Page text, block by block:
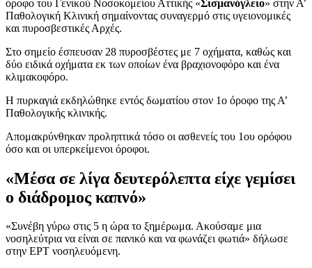
όροφο του Γενικού Νοσοκομείου Αττικής «Σισμανόγλειο» στην Α’
Παθολογική Κλινική σημαίνοντας συναγερμό στις υγειονομικές
και πυροσβεστικές Αρχές.
Στο σημείο έσπευσαν 28 πυροσβέστες με 7 οχήματα, καθώς και
δύο ειδικά οχήματα εκ των οποίων ένα βραχιονοφόρο και ένα
κλιμακοφόρο.
Η πυρκαγιά εκδηλώθηκε εντός δωματίου στον 1ο όροφο της Α’
Παθολογικής κλινικής.
Απομακρύνθηκαν προληπτικά τόσο οι ασθενείς του 1ου ορόφου
όσο και οι υπερκείμενοι όροφοι.
«Μέσα σε λίγα δευτερόλεπτα είχε γεμίσει
ο διάδρομος καπνό»
«Συνέβη γύρω στις 5 η ώρα το ξημέρωμα. Ακούσαμε μια
νοσηλεύτρια να είναι σε πανικό και να φωνάζει φωτιά» δήλωσε
στην ΕΡΤ νοσηλευόμενη.